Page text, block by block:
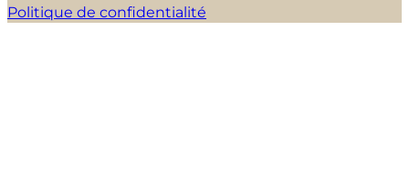
Politique de confidentialité